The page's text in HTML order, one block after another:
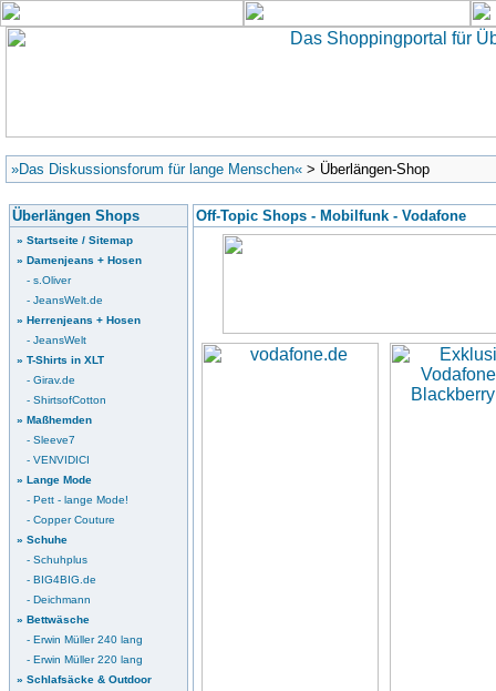
»Das Diskussionsforum für lange Menschen« > Überlängen-Shop
Überlängen Shops
» Startseite / Sitemap
» Damenjeans + Hosen
- s.Oliver
- JeansWelt.de
» Herrenjeans + Hosen
- JeansWelt
» T-Shirts in XLT
- Girav.de
- ShirtsofCotton
» Maßhemden
- Sleeve7
- VENVIDICI
» Lange Mode
- Pett - lange Mode!
- Copper Couture
» Schuhe
- Schuhplus
- BIG4BIG.de
- Deichmann
» Bettwäsche
- Erwin Müller 240 lang
- Erwin Müller 220 lang
» Schlafsäcke & Outdoor
Off-Topic Shops - Mobilfunk - Vodafone